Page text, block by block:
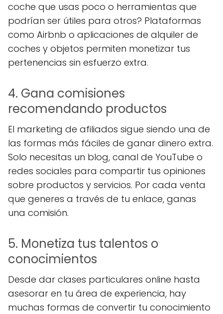
coche que usas poco o herramientas que
podrían ser útiles para otros? Plataformas
como Airbnb o aplicaciones de alquiler de
coches y objetos permiten monetizar tus
pertenencias sin esfuerzo extra.
4. Gana comisiones
recomendando productos
El marketing de afiliados sigue siendo una de
las formas más fáciles de ganar dinero extra.
Solo necesitas un blog, canal de YouTube o
redes sociales para compartir tus opiniones
sobre productos y servicios. Por cada venta
que generes a través de tu enlace, ganas
una comisión.
5. Monetiza tus talentos o
conocimientos
Desde dar clases particulares online hasta
asesorar en tu área de experiencia, hay
muchas formas de convertir tu conocimiento